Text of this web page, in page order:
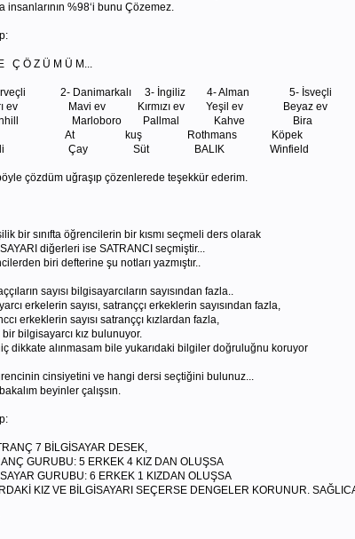
insanlarının %98‘i bunu Çözemez.
E Ç Ö Z Ü M Ü M...
2- Danimarkalı 3- İngiliz 4- Alman 5- İsveçli
ev Mavi ev Kırmızı ev Yeşil ev Beyaz ev
Marloboro Pallmal Kahve Bira
At kuş Rothmans Köpek
Çay Süt BALIK Winfield
çözdüm uğraşıp çözenlerede teşekkür ederim.
bir sınıfta öğrencilerin bir kısmı seçmeli ders olarak
diğerleri ise SATRANCI seçmiştir...
biri defterine şu notları yazmıştır..
sayısı bilgisayarcıların sayısından fazla..
erkelerin sayısı, satranççı erkeklerin sayısından fazla,
erkeklerin sayısı satranççı kızlardan fazla,
bilgisayarcı kız bulunuyor.
dikkate alınmasam bile yukarıdaki bilgiler doğruluğnu koruyor
cinsiyetini ve hangi dersi seçtiğini bulunuz...
beyinler çalışsın.
7 BİLGİSAYAR DESEK,
GURUBU: 5 ERKEK 4 KIZ DAN OLUŞSA
GURUBU: 6 ERKEK 1 KIZDAN OLUŞSA
KIZ VE BİLGİSAYARI SEÇERSE DENGELER KORUNUR.